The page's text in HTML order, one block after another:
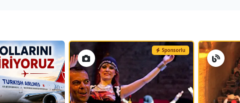
Sponsorlu